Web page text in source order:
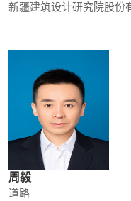
新疆建筑设计研究院股份
周毅
道路